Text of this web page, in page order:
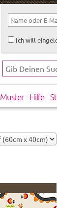
Ich will
Muster Hilfe